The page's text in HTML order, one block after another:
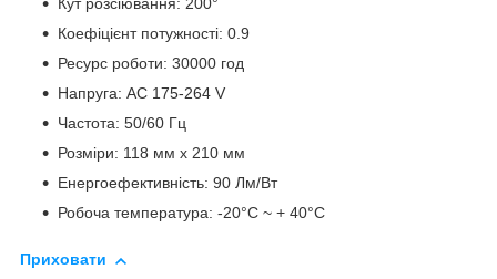
Коефіцієнт потужності: 0.9
Ресурс роботи: 30000 год
Напруга: AC 175-264 V
Частота: 50/60 Гц
Розміри: 118 мм х 210 мм
Енергоефективність: 90 Лм/Вт
Робоча температура: -20°C ~ + 40°C
Приховати